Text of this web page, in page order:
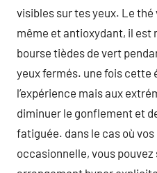
visibles sur tes yeux. Le
même et antioxydant, il est
bourse tièdes de vert
yeux fermés. une fois
l’expérience mais aux
diminuer le gonflement et
fatiguée. dans le cas où
occasionnelle, vous